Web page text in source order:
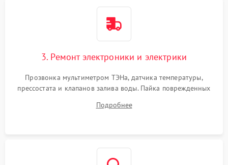
3. Ремонт электроники и электрики
Прозвонка мультиметром ТЭНа, датчика температуры,
прессостата и клапанов залива воды. Пайка поврежденных
Восстановление целостности проводки и контактов.
Подробнее